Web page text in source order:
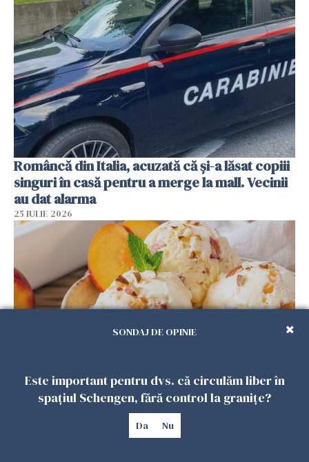
Româncă din Italia, acuzată că și-a lăsat copiii
singuri în casă pentru a merge la mall. Vecinii
au dat alarma
25 IULIE 2026
Înghețata de casă cu nectarine care
cucerește vara. Rețeta fără aparat, gata din
câteva ingrediente
SONDAJ DE OPINIE
Este important pentru dvs. că circulăm liber în
spațiul Schengen, fără control la granițe?
Da Nu